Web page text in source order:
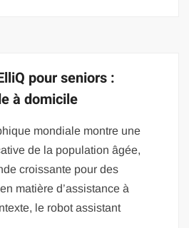
pour seniors :
à domicile
mondiale montre une
de la population âgée,
croissante pour des
matière d’assistance à
le robot assistant